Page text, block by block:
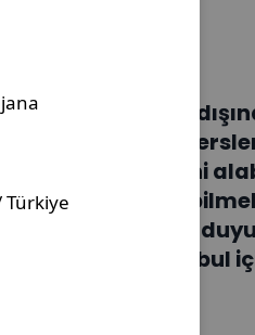
vatandaşları
Üniversitede
oturum izinlerini
yerine
tarafından resmi
da önce kabul